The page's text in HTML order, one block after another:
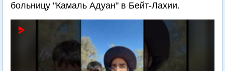
больницу "Камаль Адуан" в Бейт-Лахии.